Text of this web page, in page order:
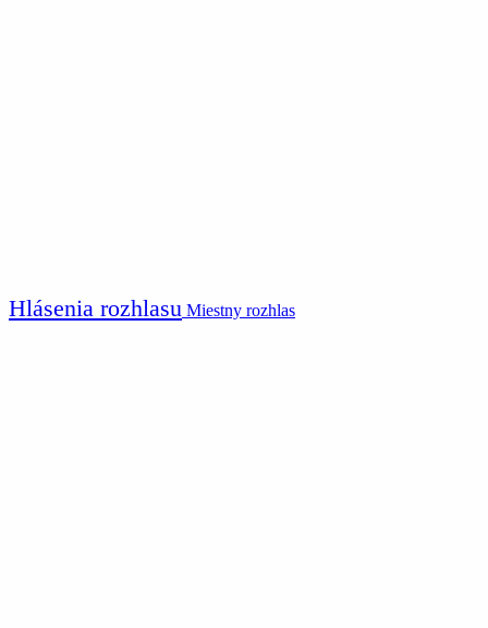
Hlásenia rozhlasu Miestny rozhlas